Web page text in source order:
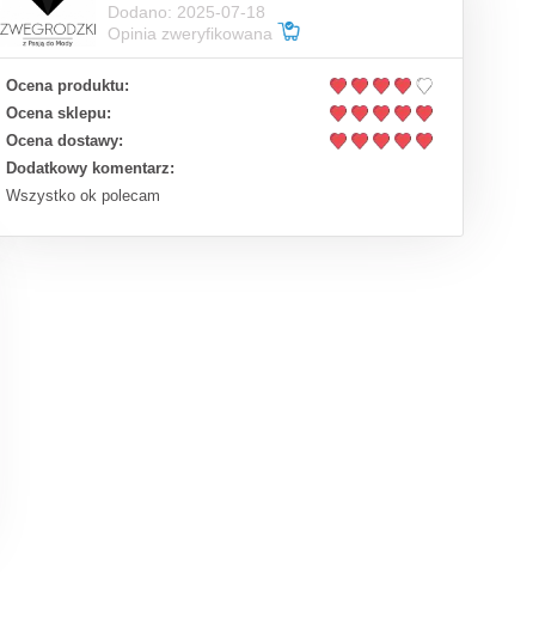
Dodano: 2025-07-18
Opinia zweryfikowana
Ocena produktu:
Ocena sklepu:
Ocena dostawy:
Dodatkowy komentarz:
Wszystko ok polecam